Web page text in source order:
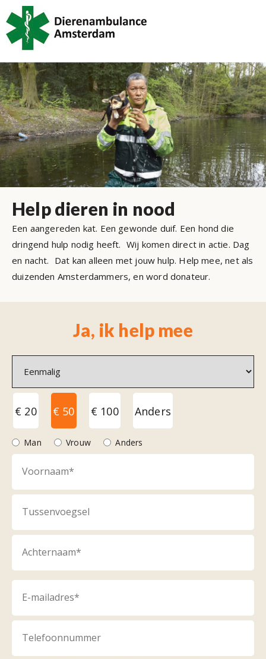
Help dieren in nood
Een aangereden kat. Een gewonde duif. Een hond die
dringend hulp nodig heeft. Wij komen direct in actie. Dag
en nacht. Dat kan alleen met jouw hulp. Help mee, net als
duizenden Amsterdammers, en word donateur.
Ja, ik help mee
Eenmalig
€ 20 € 50 € 100 Anders
Geslacht
Man Vrouw Anders
mailadres
*